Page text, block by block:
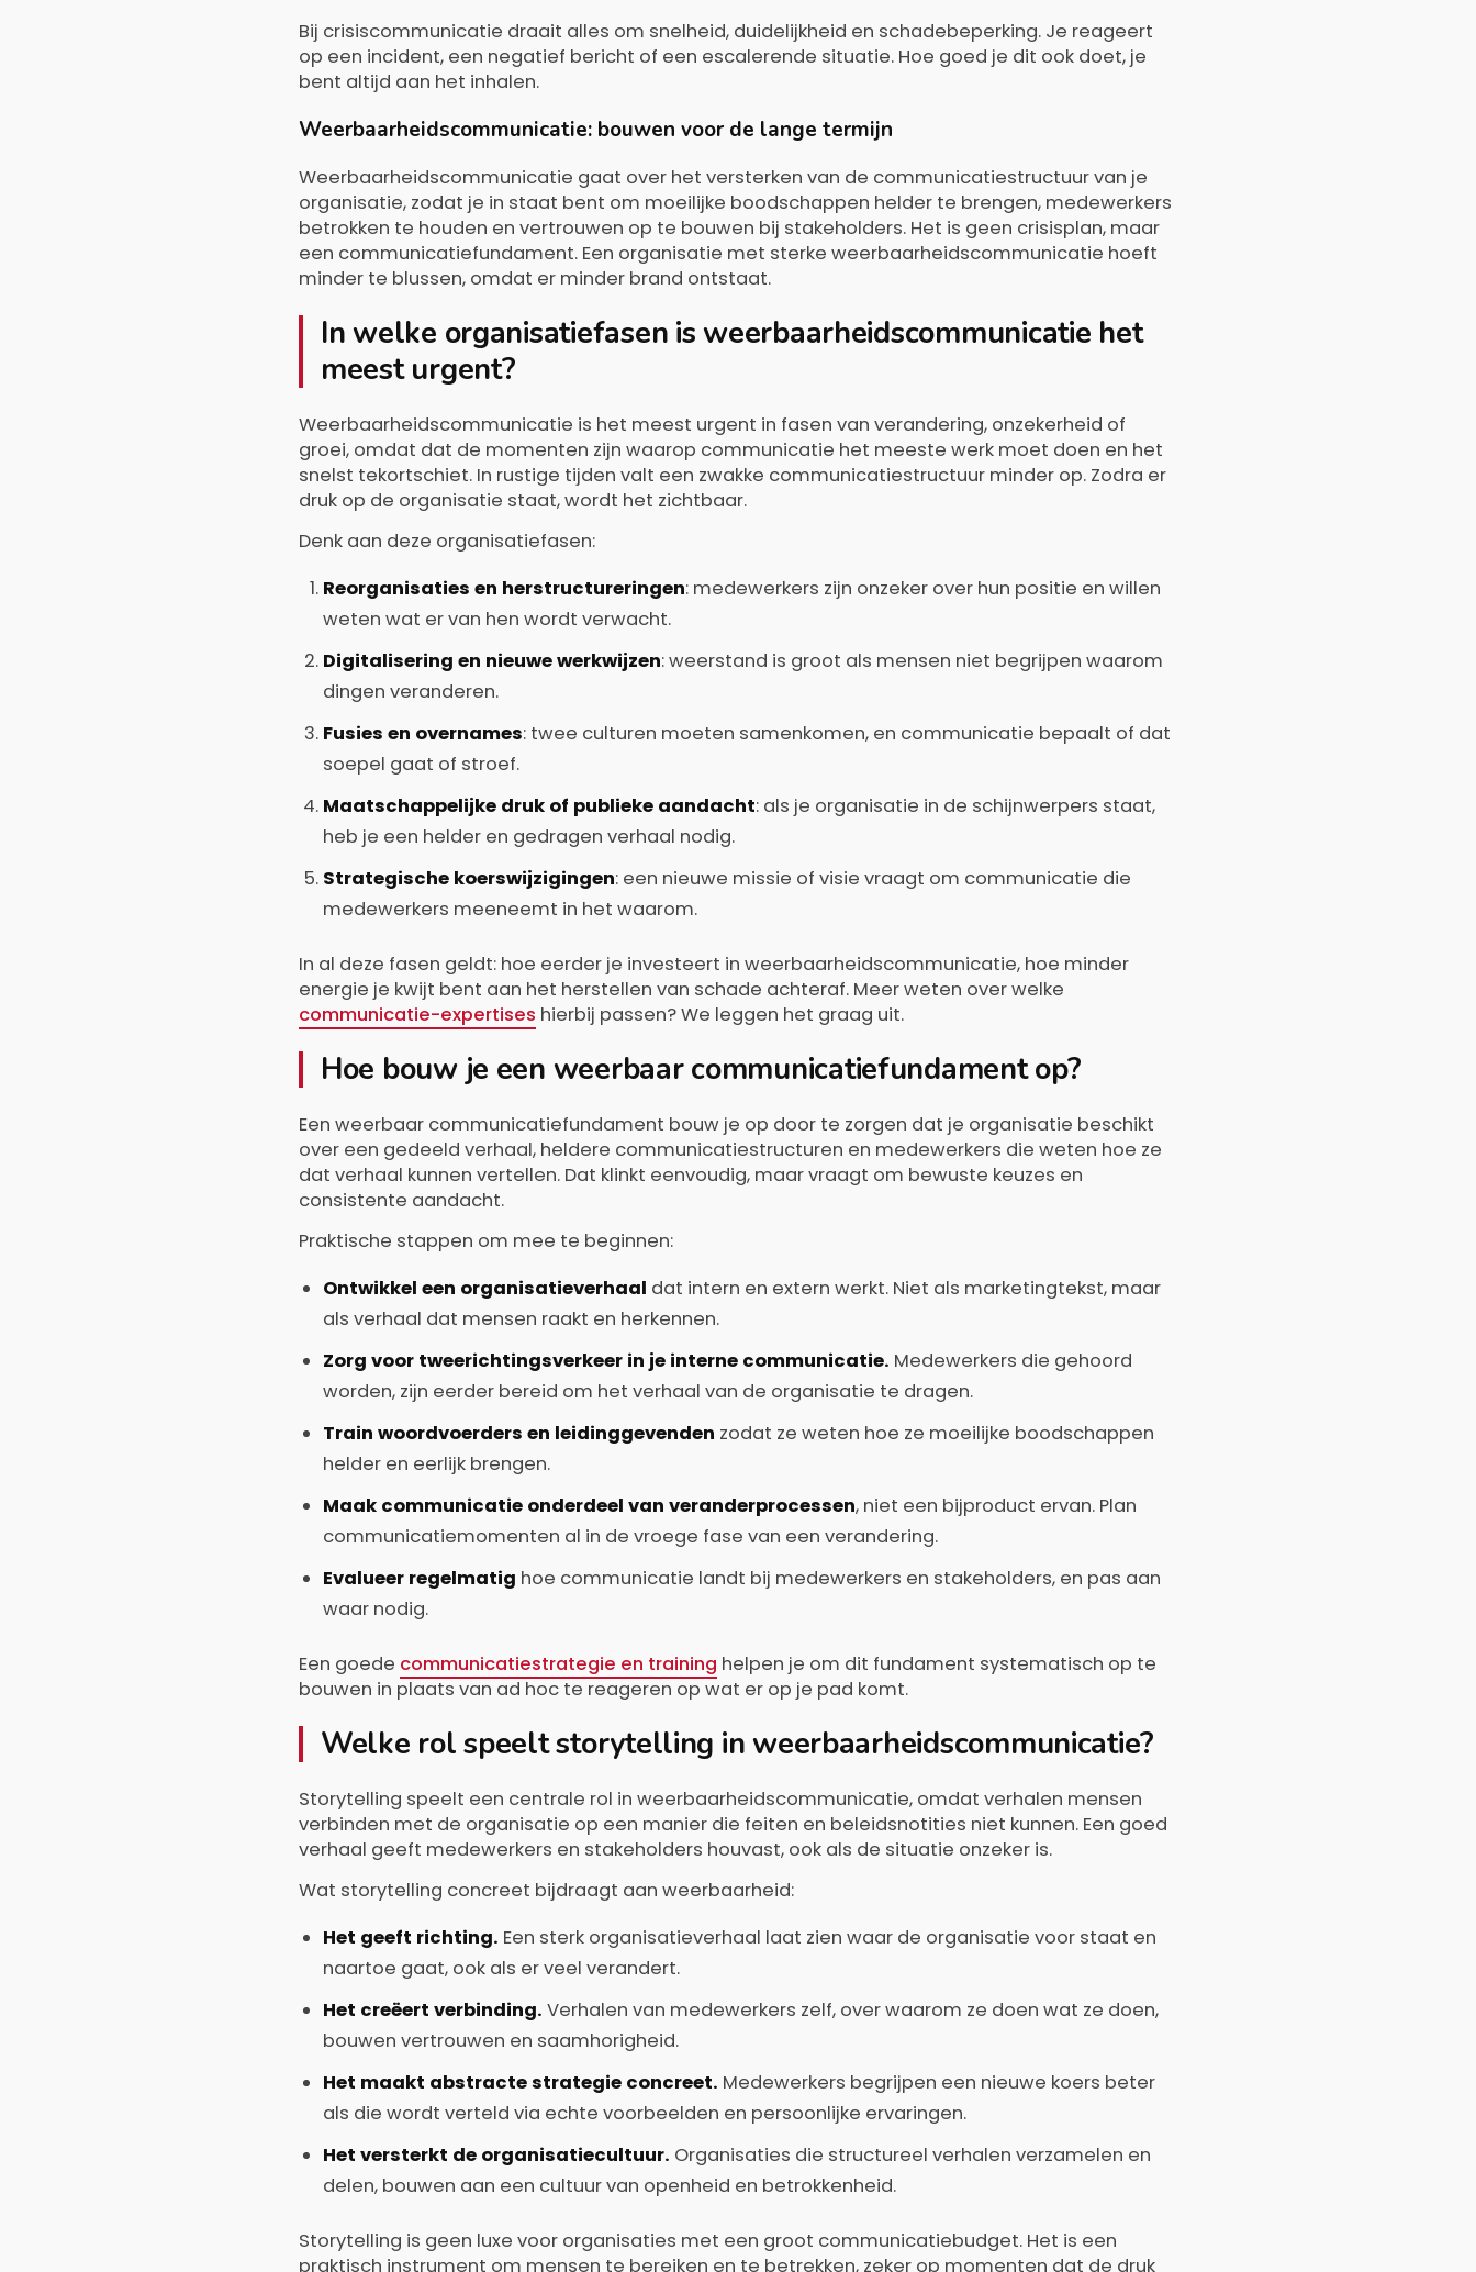
Bij crisiscommunicatie draait alles om snelheid, duidelijkheid en schadebeperking. Je reageert
op een incident, een negatief bericht of een escalerende situatie. Hoe goed je dit ook doet, je
bent altijd aan het inhalen.
Weerbaarheidscommunicatie: bouwen voor de lange termijn
Weerbaarheidscommunicatie gaat over het versterken van de communicatiestructuur van je
organisatie, zodat je in staat bent om moeilijke boodschappen helder te brengen, medewerkers
betrokken te houden en vertrouwen op te bouwen bij stakeholders. Het is geen crisisplan, maar
een communicatiefundament. Een organisatie met sterke weerbaarheidscommunicatie hoeft
minder te blussen, omdat er minder brand ontstaat.
In welke organisatiefasen is weerbaarheidscommunicatie het
meest urgent?
Weerbaarheidscommunicatie is het meest urgent in fasen van verandering, onzekerheid of
groei, omdat dat de momenten zijn waarop communicatie het meeste werk moet doen en het
snelst tekortschiet. In rustige tijden valt een zwakke communicatiestructuur minder op. Zodra er
druk op de organisatie staat, wordt het zichtbaar.
Denk aan deze organisatiefasen:
Reorganisaties en herstructureringen: medewerkers zijn onzeker over hun positie en willen
weten wat er van hen wordt verwacht.
Digitalisering en nieuwe werkwijzen: weerstand is groot als mensen niet begrijpen waarom
dingen veranderen.
Fusies en overnames: twee culturen moeten samenkomen, en communicatie bepaalt of dat
soepel gaat of stroef.
Maatschappelijke druk of publieke aandacht: als je organisatie in de schijnwerpers staat,
heb je een helder en gedragen verhaal nodig.
Strategische koerswijzigingen: een nieuwe missie of visie vraagt om communicatie die
medewerkers meeneemt in het waarom.
In al deze fasen geldt: hoe eerder je investeert in weerbaarheidscommunicatie, hoe minder
energie je kwijt bent aan het herstellen van schade achteraf. Meer weten over welke
communicatie-expertises hierbij passen? We leggen het graag uit.
Hoe bouw je een weerbaar communicatiefundament op?
Een weerbaar communicatiefundament bouw je op door te zorgen dat je organisatie beschikt
over een gedeeld verhaal, heldere communicatiestructuren en medewerkers die weten hoe ze
dat verhaal kunnen vertellen. Dat klinkt eenvoudig, maar vraagt om bewuste keuzes en
consistente aandacht.
Praktische stappen om mee te beginnen:
Ontwikkel een organisatieverhaal dat intern en extern werkt. Niet als marketingtekst, maar
als verhaal dat mensen raakt en herkennen.
Zorg voor tweerichtingsverkeer in je interne communicatie. Medewerkers die gehoord
worden, zijn eerder bereid om het verhaal van de organisatie te dragen.
Train woordvoerders en leidinggevenden zodat ze weten hoe ze moeilijke boodschappen
helder en eerlijk brengen.
Maak communicatie onderdeel van veranderprocessen, niet een bijproduct ervan. Plan
communicatiemomenten al in de vroege fase van een verandering.
Evalueer regelmatig hoe communicatie landt bij medewerkers en stakeholders, en pas aan
waar nodig.
Een goede communicatiestrategie en training helpen je om dit fundament systematisch op te
bouwen in plaats van ad hoc te reageren op wat er op je pad komt.
Welke rol speelt storytelling in weerbaarheidscommunicatie?
Storytelling speelt een centrale rol in weerbaarheidscommunicatie, omdat verhalen mensen
verbinden met de organisatie op een manier die feiten en beleidsnotities niet kunnen. Een goed
verhaal geeft medewerkers en stakeholders houvast, ook als de situatie onzeker is.
Wat storytelling concreet bijdraagt aan weerbaarheid:
Het geeft richting. Een sterk organisatieverhaal laat zien waar de organisatie voor staat en
naartoe gaat, ook als er veel verandert.
Het creëert verbinding. Verhalen van medewerkers zelf, over waarom ze doen wat ze doen,
bouwen vertrouwen en saamhorigheid.
Het maakt abstracte strategie concreet. Medewerkers begrijpen een nieuwe koers beter
als die wordt verteld via echte voorbeelden en persoonlijke ervaringen.
Het versterkt de organisatiecultuur. Organisaties die structureel verhalen verzamelen en
delen, bouwen aan een cultuur van openheid en betrokkenheid.
Storytelling is geen luxe voor organisaties met een groot communicatiebudget. Het is een
praktisch instrument om mensen te bereiken en te betrekken, zeker op momenten dat de druk